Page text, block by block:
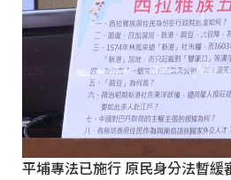
平埔專法已施行 原民身分法暫緩